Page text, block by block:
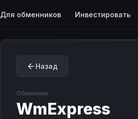
Для обменников Инвестировать
Назад
Обменник
WmExpress